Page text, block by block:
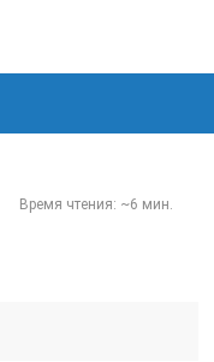
Время чтения: ~6 мин.